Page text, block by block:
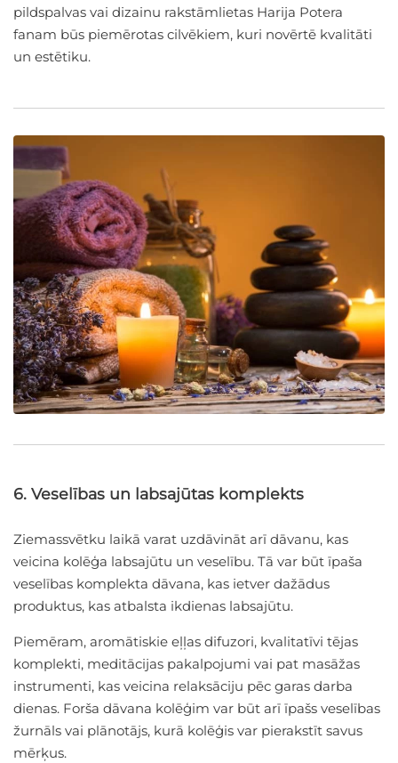
pildspalvas vai dizainu rakstāmlietas Harija Potera
fanam būs piemērotas cilvēkiem, kuri novērtē kvalitāti
un estētiku.
6. Veselības un labsajūtas komplekts
Ziemassvētku laikā varat uzdāvināt arī dāvanu, kas
veicina kolēģa labsajūtu un veselību. Tā var būt īpaša
veselības komplekta dāvana, kas ietver dažādus
produktus, kas atbalsta ikdienas labsajūtu.
Piemēram, aromātiskie eļļas difuzori, kvalitatīvi tējas
komplekti, meditācijas pakalpojumi vai pat masāžas
instrumenti, kas veicina relaksāciju pēc garas darba
dienas. Forša dāvana kolēģim var būt arī īpašs veselības
žurnāls vai plānotājs, kurā kolēģis var pierakstīt savus
mērķus.